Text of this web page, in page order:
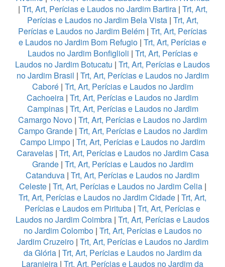
| Trt, Art, Perícias e Laudos no Jardim Bartira| Trt, Art,
Perícias e Laudos no Jardim Bela Vista| Trt, Art,
Perícias e Laudos no Jardim Belém | Trt, Art, Perícias
e Laudos no Jardim Bom Refugio | Trt, Art, Perícias e
Laudos no Jardim Bonfiglioli | Trt, Art, Perícias e
Laudos no Jardim Botucatu | Trt, Art, Perícias e Laudos
no Jardim Brasil | Trt, Art, Perícias e Laudos no Jardim
Caboré| Trt, Art, Perícias e Laudos no Jardim
Cachoeira | Trt, Art, Perícias e Laudos no Jardim
Campinas| Trt, Art, Perícias e Laudos no Jardim
Camargo Novo | Trt, Art, Perícias e Laudos no Jardim
Campo Grande| Trt, Art, Perícias e Laudos no Jardim
Campo Limpo | Trt, Art, Perícias e Laudos no Jardim
Caravelas| Trt, Art, Perícias e Laudos no Jardim Casa
Grande| Trt, Art, Perícias e Laudos no Jardim
Catanduva | Trt, Art, Perícias e Laudos no Jardim
Celeste| Trt, Art, Perícias e Laudos no Jardim Celia|
Trt, Art, Perícias e Laudos no Jardim Cidade | Trt, Art,
Perícias e Laudos em Pirituba | Trt, Art, Perícias e
Laudos no Jardim Coimbra | Trt, Art, Perícias e Laudos
no Jardim Colombo| Trt, Art, Perícias e Laudos no
Jardim Cruzeiro| Trt, Art, Perícias e Laudos no Jardim
da Glória| Trt, Art, Perícias e Laudos no Jardim da
Laranjeira | Trt, Art, Perícias e Laudos no Jardim da